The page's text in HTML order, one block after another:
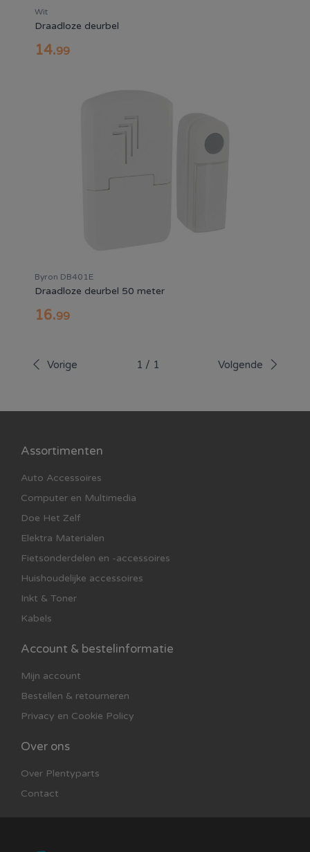
Wit
Draadloze deurbel
14.99
Byron DB401E
Draadloze deurbel 50 meter
16.99
Vorige 1 / 1 Volgende
Assortimenten
Auto Accessoires
Computer en Multimedia
Doe Het Zelf
Elektra Materialen
Fietsonderdelen en -accessoires
Huishoudelijke accessoires
Inkt & Toner
Kabels
Account & bestelinformatie
Mijn account
Bestellen & retourneren
Privacy en Cookie Policy
Over ons
Over Plentyparts
Contact